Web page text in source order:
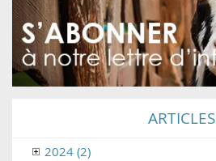
ARTICLES
2024 (2)